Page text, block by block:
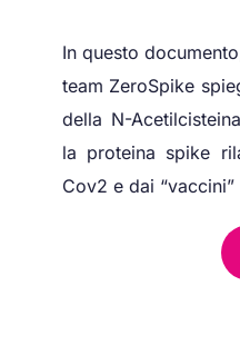
In questo
team ZeroSpike
della N-
la proteina spike
Cov2 e dai